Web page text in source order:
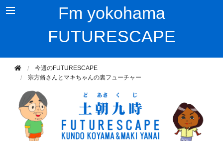
Fm yokohama
FUTURESCAPE
今週のFUTURESCAPE
宗方脩さんとマキちゃんの裏フューチャー